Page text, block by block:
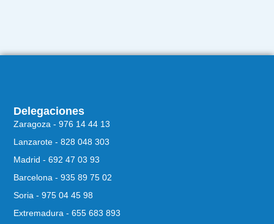
Delegaciones
Zaragoza - 976 14 44 13
Lanzarote - 828 048 303
Madrid - 692 47 03 93
Barcelona - 935 89 75 02
Soria - 975 04 45 98
Extremadura - 655 683 893